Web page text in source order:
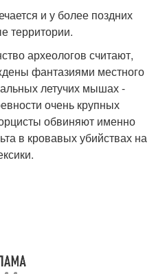
и у более поздних
территории.
археологов считают,
фантазиями местного
летучих мышах -
очень крупных
обвиняют именно
в кровавых убийствах на